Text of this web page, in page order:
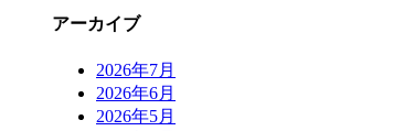
アーカイブ
2026年7月
2026年6月
2026年5月